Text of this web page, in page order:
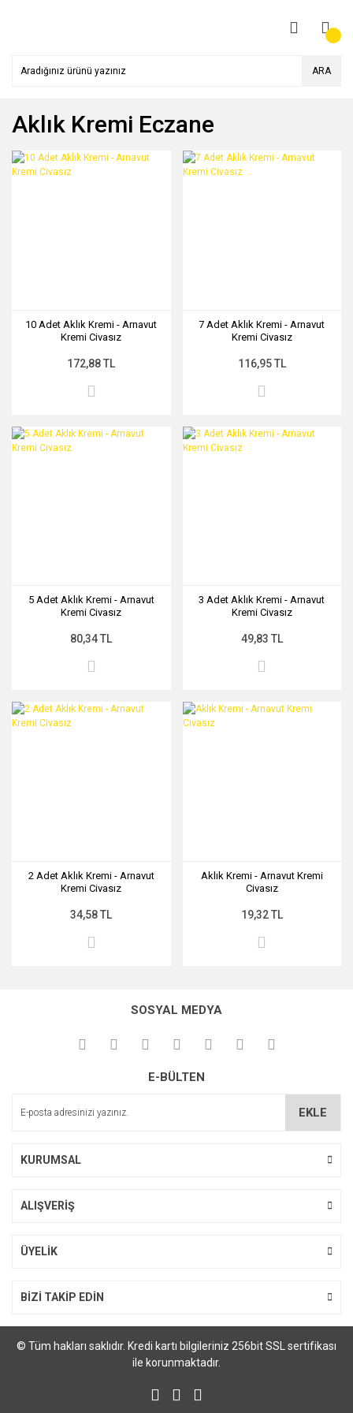
ARA
Aklık Kremi Eczane
10 Adet Aklık Kremi - Arnavut
Kremi Civasız
172,88 TL
7 Adet Aklık Kremi - Arnavut
Kremi Civasız
116,95 TL
5 Adet Aklık Kremi - Arnavut
Kremi Civasız
80,34 TL
3 Adet Aklık Kremi - Arnavut
Kremi Civasız
49,83 TL
2 Adet Aklık Kremi - Arnavut
Kremi Civasız
34,58 TL
Aklık Kremi - Arnavut Kremi
Civasız
19,32 TL
SOSYAL MEDYA
E-BÜLTEN
EKLE
KURUMSAL
ALIŞVERİŞ
ÜYELİK
BİZİ TAKİP EDİN
© Tüm hakları saklıdır. Kredi kartı bilgileriniz 256bit SSL sertifikası
ile korunmaktadır.